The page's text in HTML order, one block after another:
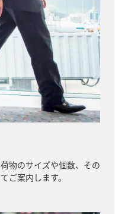
物のサイズや個数、その
ご案内します。